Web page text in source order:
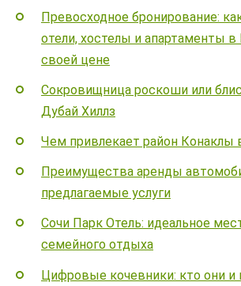
Превосходное бронирование:
отели, хостелы и апартаменты в
своей цене
Сокровищница роскоши или
Дубай Хиллз
Чем привлекает район Конаклы
Преимущества аренды
предлагаемые услуги
Сочи Парк Отель: идеальное
семейного отдыха
Цифровые кочевники: кто они и